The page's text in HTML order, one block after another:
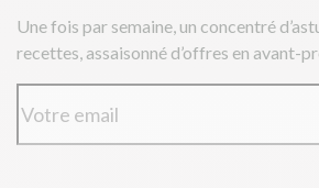
Une fois par semaine, un concentré
recettes, assaisonné d’offres en avant-